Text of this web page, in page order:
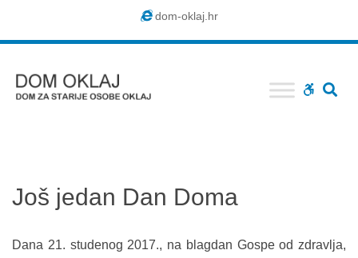
dom-oklaj.hr
WCAG
Još jedan Dan Doma
Dana 21. studenog 2017., na blagdan Gospe od zdravlja,